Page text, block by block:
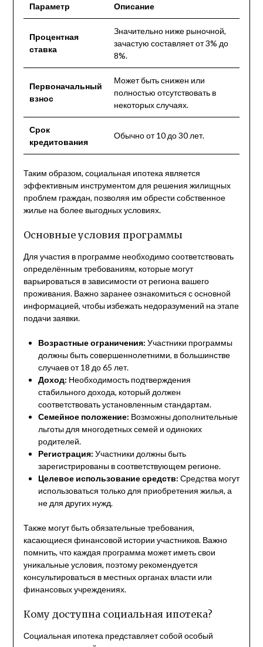
Параметр Описание
Процентная
ставка
Значительно ниже рыночной,
зачастую составляет от 3% до
8%.
Первоначальный
взнос
Может быть снижен или
полностью отсутствовать в
некоторых случаях.
Срок
кредитования
Обычно от 10 до 30 лет.
Таким образом, социальная ипотека является
эффективным инструментом для решения жилищных
проблем граждан, позволяя им обрести собственное
жилье на более выгодных условиях.
Основные условия программы
Для участия в программе необходимо соответствовать
определённым требованиям, которые могут
варьироваться в зависимости от региона вашего
проживания. Важно заранее ознакомиться с основной
информацией, чтобы избежать недоразумений на этапе
подачи заявки.
Возрастные ограничения: Участники программы
должны быть совершеннолетними, в большинстве
случаев от 18 до 65 лет.
Доход: Необходимость подтверждения
стабильного дохода, который должен
соответствовать установленным стандартам.
Семейное положение: Возможны дополнительные
льготы для многодетных семей и одиноких
родителей.
Регистрация: Участники должны быть
зарегистрированы в соответствующем регионе.
Целевое использование средств: Средства могут
использоваться только для приобретения жилья, а
не для других нужд.
Также могут быть обязательные требования,
касающиеся финансовой истории участников. Важно
помнить, что каждая программа может иметь свои
уникальные условия, поэтому рекомендуется
консультироваться в местных органах власти или
финансовых учреждениях.
Кому доступна социальная ипотека?
Социальная ипотека представляет собой особый